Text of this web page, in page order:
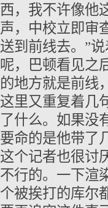
西，我不许像他
声，中校立即审
送到前线去。”
呢，巴顿看见之
的地方就是前线
这里又重复着几
了什么。如果没
要命的是他带了
这个记者也很讨
不行的。一下渲
个被挨打的库尔